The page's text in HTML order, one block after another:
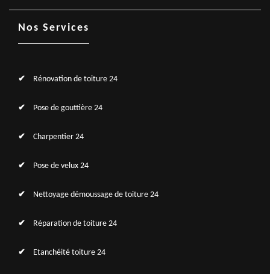
Nos Services
Rénovation de toiture 24
Pose de gouttière 24
Charpentier 24
Pose de velux 24
Nettoyage démoussage de toiture 24
Réparation de toiture 24
Etanchéité toiture 24